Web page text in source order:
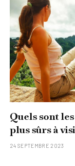
Quels sont
plus sûrs à
24 SEPTEMBRE 2023